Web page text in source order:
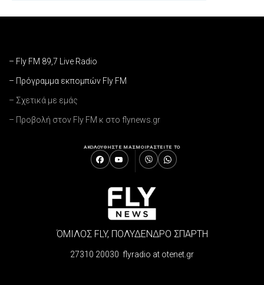
– Fly FM 89,7 Live Radio
– Πρόγραμμα εκπομπών Fly FM
– Σχετικά με εμάς
– Προβολή στον Fly FM κ στο flynews.gr
ΑΚΟΛΟΥΘΗΣΤΕ ΜΑΣΜΟΙΡΑΣΤΕΙΤΕ ΤΟ
ΌΜΙΛΟΣ FLY, ΠΟΛΥΔΕΝΔΡΟ ΣΠΑΡΤΗ
27310 20030 flyradio at otenet.gr